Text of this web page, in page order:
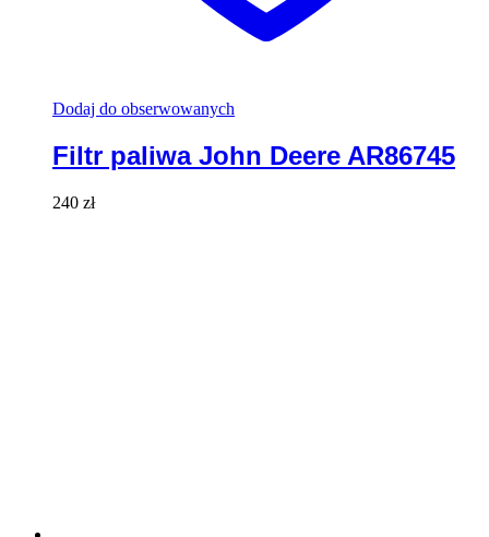
Dodaj do obserwowanych
Filtr paliwa John Deere AR86745
240 zł